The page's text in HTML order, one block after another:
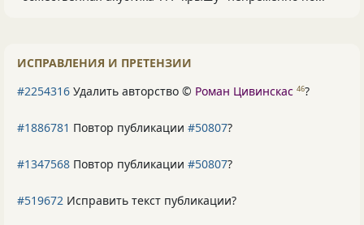
ИСПРАВЛЕНИЯ И ПРЕТЕНЗИИ
#2254316 Удалить авторство © Роман Цивинскас 46?
#1886781 Повтор публикации #50807?
#1347568 Повтор публикации #50807?
#519672 Исправить текст публикации?